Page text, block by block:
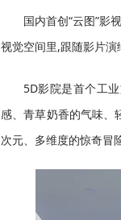
国内首创“云图”影
视觉空间里,跟随影片演
5D影院是首个工
感、青草奶香的气味、
次元、多维度的惊奇冒